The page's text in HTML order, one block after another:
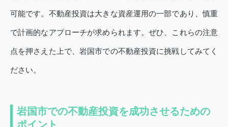
可能です。不動産投資は大きな資産運用の一部であり、慎重
で計画的なアプローチが求められます。ぜひ、これらの注意
点を押さえた上で、岩国市での不動産投資に挑戦してみてく
ださい。
岩国市での不動産投資を成功させるための
ポイント